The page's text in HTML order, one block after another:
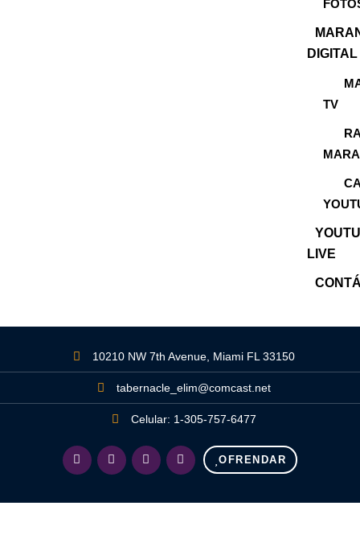
DIGITAL
TV
LIVE
10210 NW 7th Avenue, Miami FL 33150
tabernacle_elim@comcast.net
Celular: 1-305-757-6477
OFRENDAR